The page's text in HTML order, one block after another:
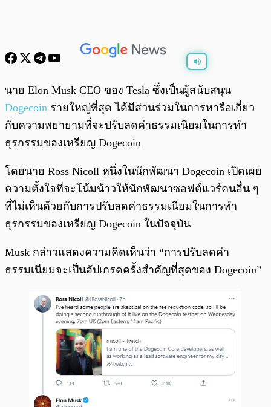
นาย Elon Musk CEO ของ Tesla ซึ่งเป็นผู้สนับสนุน
Dogecoin รายใหญ่ที่สุด ได้มีส่วนร่วมในการหารือเกี่ยว
กับความพยายามที่จะปรับลดค่าธรรมเนียมในการทำ
ธุรกรรมของเหรียญ Dogecoin
โดยนาย Ross Nicoll หนึ่งในนักพัฒนา Dogecoin เปิดเผย
ความตั้งใจที่จะโน้มน้าวให้นักพัฒนาซอฟต์แวร์คนอื่น ๆ
ที่ไม่เห็นด้วยกับการปรับลดค่าธรรมเนียมในการทำ
ธุรกรรมของเหรียญ Dogecoin ในปัจจุบัน
Musk กล่าวแสดงความคิดเห็นว่า “การปรับลดค่า
ธรรมเนียมจะเป็นอัปเกรดครั้งสำคัญที่สุดของ Dogecoin”